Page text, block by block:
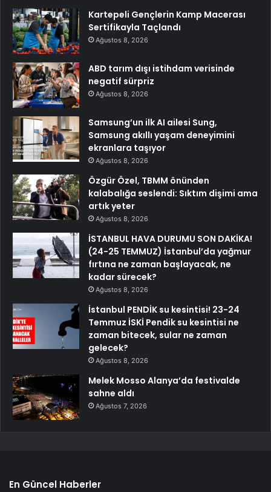
Kartepeli Gençlerin Kamp Macerası
Sertifikayla Taçlandı
Ağustos 8, 2026
ABD tarım dışı istihdam verisinde
negatif sürpriz
Ağustos 8, 2026
Samsung’un ilk AI ailesi Sung,
Samsung akıllı yaşam deneyimini
ekranlara taşıyor
Ağustos 8, 2026
Özgür Özel, TBMM önünden
kalabalığa seslendi: Sıktım dişimi ama
artık yeter
Ağustos 8, 2026
İSTANBUL HAVA DURUMU SON DAKİKA!
(24-25 TEMMUZ) İstanbul’da yağmur
fırtına ne zaman başlayacak, ne
kadar sürecek?
Ağustos 8, 2026
İstanbul PENDİK su kesintisi! 23-24
Temmuz İSKİ Pendik su kesintisi ne
zaman bitecek, sular ne zaman
gelecek?
Ağustos 8, 2026
Melek Mosso Alanya’da festivalde
sahne aldı
Ağustos 7, 2026
En Güncel Haberler